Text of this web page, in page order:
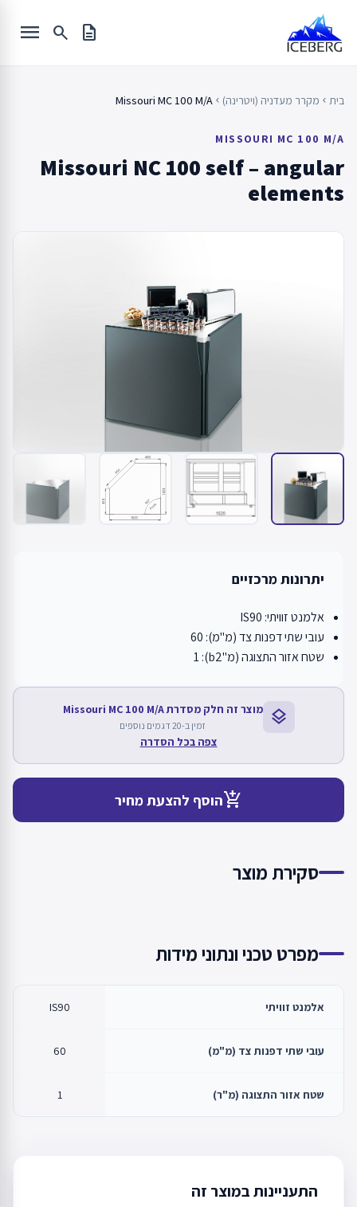
content
description
search
menu
בית chevron_left מקרר מעדניה (ויטרינה) chevron_left
Missouri MC 100 M/A
MISSOURI MC 100 M/A
Missouri NC 100 self – angular
elements
יתרונות מרכזיים
אלמנט זוויתי: IS90
עובי שתי דפנות צד (מ"מ): 60
שטח אזור התצוגה (מ"b2): 1
layers מוצר זה חלק מסדרת Missouri MC 100 M/A
זמין ב-20 דגמים נוספים
צפה בכל הסדרה
add_shopping_cartהוסף להצעת מחיר
סקירת מוצר
מפרט טכני ונתוני מידות
אלמנט זוויתי IS90
עובי שתי דפנות צד (מ"מ) 60
שטח אזור התצוגה (מ"ר) 1
התעניינות במוצר זה